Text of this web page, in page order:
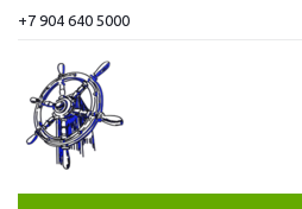
+7 904 640 5000